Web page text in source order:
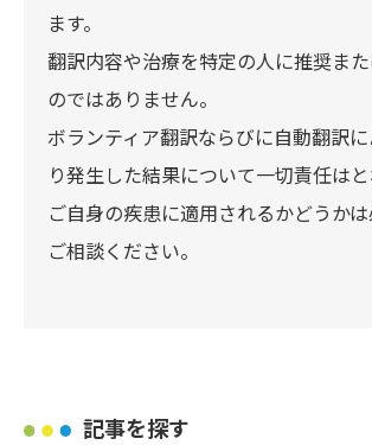
ます。
翻訳内容や治療を特定の人に推奨ま
のではありません。
ボランティア翻訳ならびに自動翻訳
り発生した結果について一切責任はと
ご自身の疾患に適用されるかどうか
ご相談ください。
記事を探す